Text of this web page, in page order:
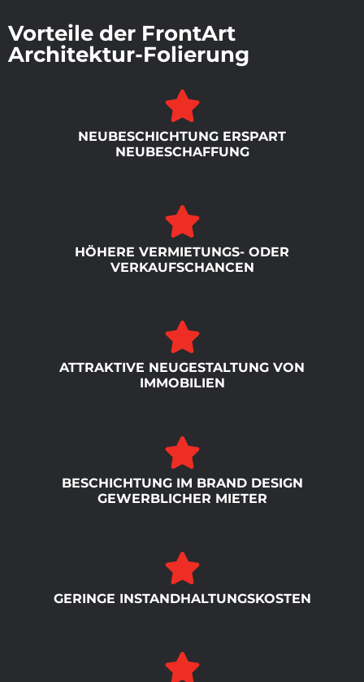
Vorteile der FrontArt
Architektur-Folierung
NEUBESCHICHTUNG ERSPART
NEUBESCHAFFUNG
HÖHERE VERMIETUNGS- ODER
VERKAUFSCHANCEN
ATTRAKTIVE NEUGESTALTUNG VON
IMMOBILIEN
BESCHICHTUNG IM BRAND DESIGN
GEWERBLICHER MIETER
GERINGE INSTANDHALTUNGSKOSTEN